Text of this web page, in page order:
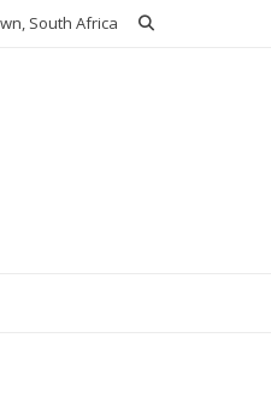
South Africa